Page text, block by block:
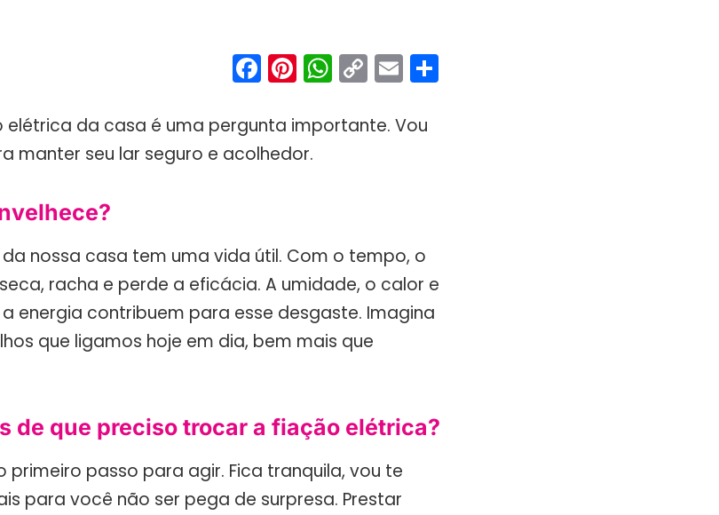
Facebook
Pinterest
WhatsApp
Copy
Link
Email
da casa é uma pergunta importante. Vou
manter seu lar seguro e acolhedor.
nossa casa tem uma vida útil. Com o tempo, o
racha e perde a eficácia. A umidade, o calor e
energia contribuem para esse desgaste. Imagina
que ligamos hoje em dia, bem mais que
de que preciso trocar a fiação elétrica?
primeiro passo para agir. Fica tranquila, vou te
para você não ser pega de surpresa. Prestar